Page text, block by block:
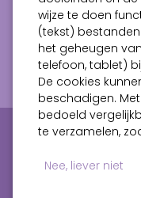
Woensdag
10:00
Donderdag
10:00
Vrijdag
10:00
Zaterdag
10:00
Privacy
wijze te doen
(tekst)
het geheugen
telefoon, tablet)
De cookies
beschadigen.
bedoeld
te verzamelen,
Nee, liever niet